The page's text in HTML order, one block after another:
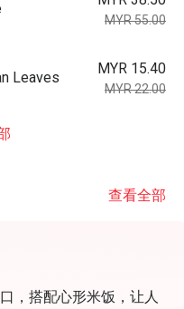
MYR 55.00
Leaves
MYR 15.40
MYR 22.00
查看全部
，搭配心形米饭，让人